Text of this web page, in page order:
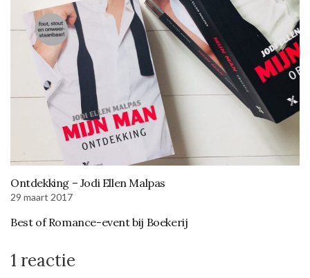
Ontdekking – Jodi Ellen Malpas
29 maart 2017
Best of Romance-event bij Boekerij
1 reactie